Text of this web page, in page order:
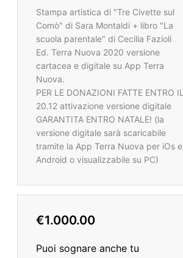
Stampa artistica di "Tre Civette sul
Comò" di Sara Montaldi + libro "La
scuola parentale" di Cecilia Fazioli
Ed. Terra Nuova 2020 versione
cartacea e digitale su App Terra
Nuova.
PER LE DONAZIONI FATTE ENTRO IL
20.12 attivazione versione digitale
GARANTITA ENTRO NATALE! (la
versione digitale sarà scaricabile
tramite la App Terra Nuova per iOs e
Android o visualizzabile su PC)
€1.000.00
Puoi sognare anche tu